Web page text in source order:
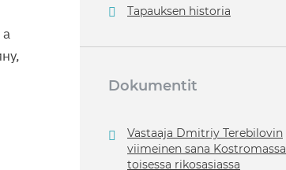
Tapauksen historia
Dokumentit
Vastaaja Dmitriy Terebilovin
viimeinen sana Kostromassa
toisessa rikosasiassa